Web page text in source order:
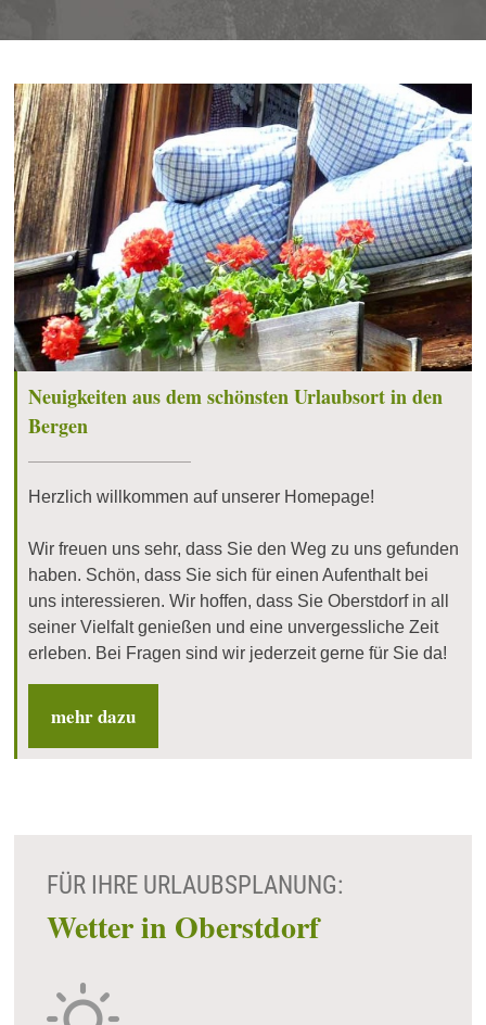
Neuigkeiten aus dem schönsten Urlaubsort in den
Bergen
Herzlich willkommen auf unserer Homepage!
Wir freuen uns sehr, dass Sie den Weg zu uns gefunden
haben. Schön, dass Sie sich für einen Aufenthalt bei
uns interessieren. Wir hoffen, dass Sie Oberstdorf in all
seiner Vielfalt genießen und eine unvergessliche Zeit
erleben. Bei Fragen sind wir jederzeit gerne für Sie da!
mehr dazu
FÜR IHRE URLAUBSPLANUNG:
Wetter in Oberstdorf